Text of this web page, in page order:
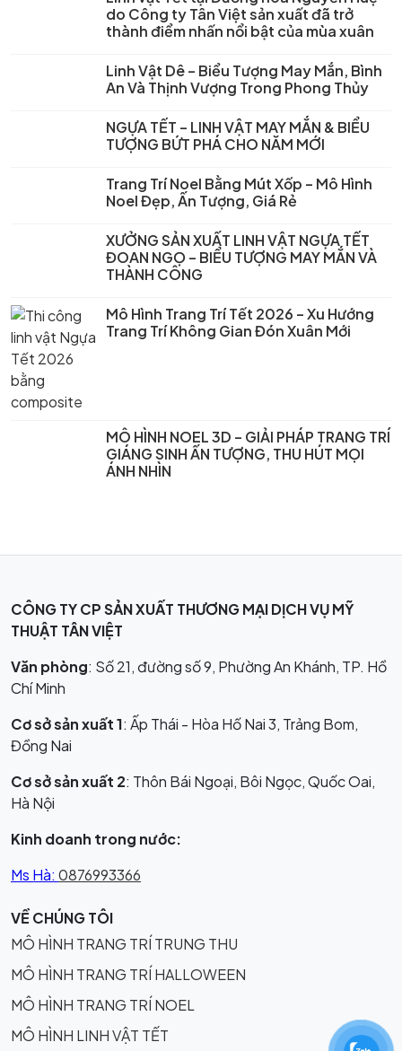
do Công ty Tân Việt sản xuất đã trở
thành điểm nhấn nổi bật của mùa xuân
Linh Vật Dê – Biểu Tượng May Mắn, Bình
An Và Thịnh Vượng Trong Phong Thủy
NGỰA TẾT – LINH VẬT MAY MẮN & BIỂU
TƯỢNG BỨT PHÁ CHO NĂM MỚI
Trang Trí Noel Bằng Mút Xốp – Mô Hình
Noel Đẹp, Ấn Tượng, Giá Rẻ
XƯỞNG SẢN XUẤT LINH VẬT NGỰA TẾT
ĐOAN NGỌ – BIỂU TƯỢNG MAY MẮN VÀ
THÀNH CÔNG
Mô Hình Trang Trí Tết 2026 – Xu Hướng
Trang Trí Không Gian Đón Xuân Mới
MÔ HÌNH NOEL 3D – GIẢI PHÁP TRANG TRÍ
GIÁNG SINH ẤN TƯỢNG, THU HÚT MỌI
ÁNH NHÌN
CÔNG TY CP SẢN XUẤT THƯƠNG MẠI DỊCH VỤ MỸ
THUẬT TÂN VIỆT
Văn phòng: Số 21, đường số 9, Phường An Khánh, TP. Hồ
Chí Minh
Cơ sở sản xuất 1: Ấp Thái - Hòa Hố Nai 3, Trảng Bom,
Đồng Nai
Cơ sở sản xuất 2: Thôn Bái Ngoại, Bôi Ngọc, Quốc Oai,
Hà Nội
Kinh doanh trong nước:
Ms Hà: 0876993366
VỀ CHÚNG TÔI
MÔ HÌNH TRANG TRÍ TRUNG THU
MÔ HÌNH TRANG TRÍ HALLOWEEN
MÔ HÌNH TRANG TRÍ NOEL
MÔ HÌNH LINH VẬT TẾT